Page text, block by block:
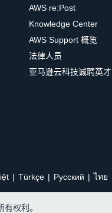
AWS re:Post
Knowledge Center
AWS Support 概览
法律人员
亚马逊云科技诚聘英才
Türkçe Ρусский ไทย
权利。